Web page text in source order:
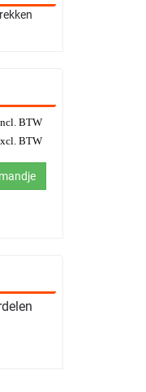
BTW
BTW